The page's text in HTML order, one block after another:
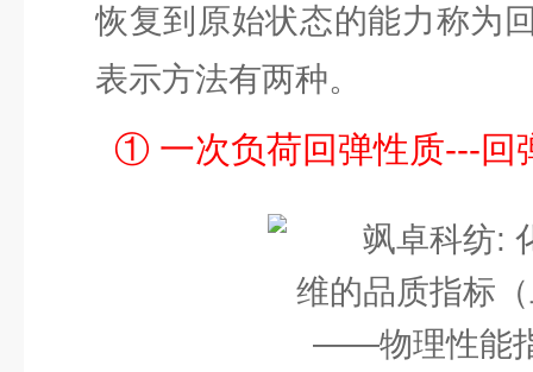
恢复到原始状态的能力称为
表示方法有两种。
① 一次负荷回弹性质---回